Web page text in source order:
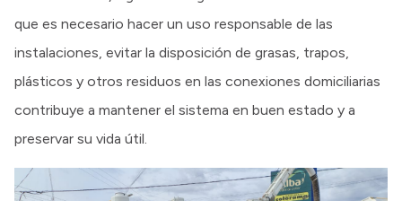
que es necesario hacer un uso responsable de las
instalaciones, evitar la disposición de grasas, trapos,
plásticos y otros residuos en las conexiones domiciliarias
contribuye a mantener el sistema en buen estado y a
preservar su vida útil.